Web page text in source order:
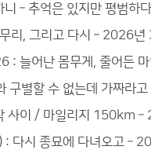
– 추억은 있지만 평범하다
리, 그리고 다시 – 2026년
: 늘어난 몸무게, 줄어든
구별할 수 없는데 가짜라
사이 / 마일리지 150km
: 다시 종묘에 다녀오고 –